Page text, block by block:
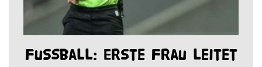
Fußball: Erste Frau leitet